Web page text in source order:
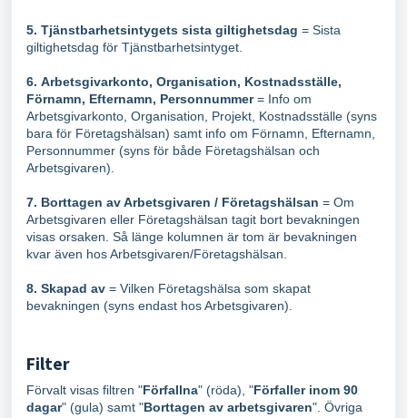
5. Tjänstbarhetsintygets sista giltighetsdag = Sista
giltighetsdag för Tjänstbarhetsintyget.
6. Arbetsgivarkonto, Organisation, Kostnadsställe,
Förnamn, Efternamn, Personnummer= Info om
Arbetsgivarkonto, Organisation, Projekt, Kostnadsställe (syns
bara för Företagshälsan) samt info om Förnamn, Efternamn,
Personnummer (syns för både Företagshälsan och
Arbetsgivaren).
7. Borttagen av Arbetsgivaren / Företagshälsan = Om
Arbetsgivaren eller Företagshälsan tagit bort bevakningen
visas orsaken. Så länge kolumnen är tom är bevakningen
kvar även hos Arbetsgivaren/Företagshälsan.
8. Skapad av = Vilken Företagshälsa som skapat
bevakningen (syns endast hos Arbetsgivaren).
Filter
Förvalt visas filtren "Förfallna" (röda), "Förfaller inom 90
dagar" (gula) samt "Borttagen av arbetsgivaren". Övriga